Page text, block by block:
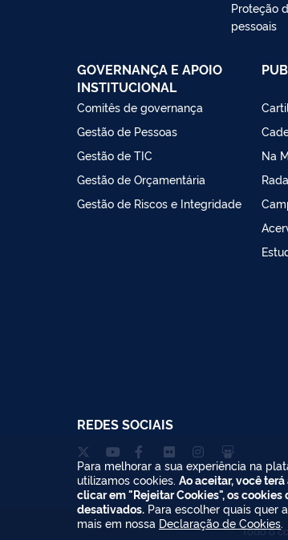
Proteção
pessoais
GOVERNANÇA E APOIO
INSTITUCIONAL
Comitês de governança
Gestão de Pessoas
Gestão de TIC
Gestão de Orçamentária
Gestão de Riscos e Integridade
Na
REDES SOCIAIS
Todo o
Para melhorar a sua experiência na
utilizamos cookies. Ao aceitar, você
clicar em "Rejeitar Cookies", os
desativados. Para escolher quais quer
mais em nossa Declaração de Cookies.